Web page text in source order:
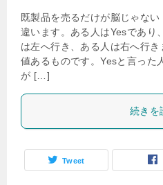
既製品を売るだけが脳じゃな
違います。ある人はYesであり
は左へ行き、ある人は右へ行
値あるものです。Yesと言った
が […]
続きを
Tweet